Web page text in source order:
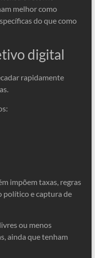
melhor como
do que como
digital
rapidamente
impõem taxas, regras
político e captura de
ou menos
ainda que tenham